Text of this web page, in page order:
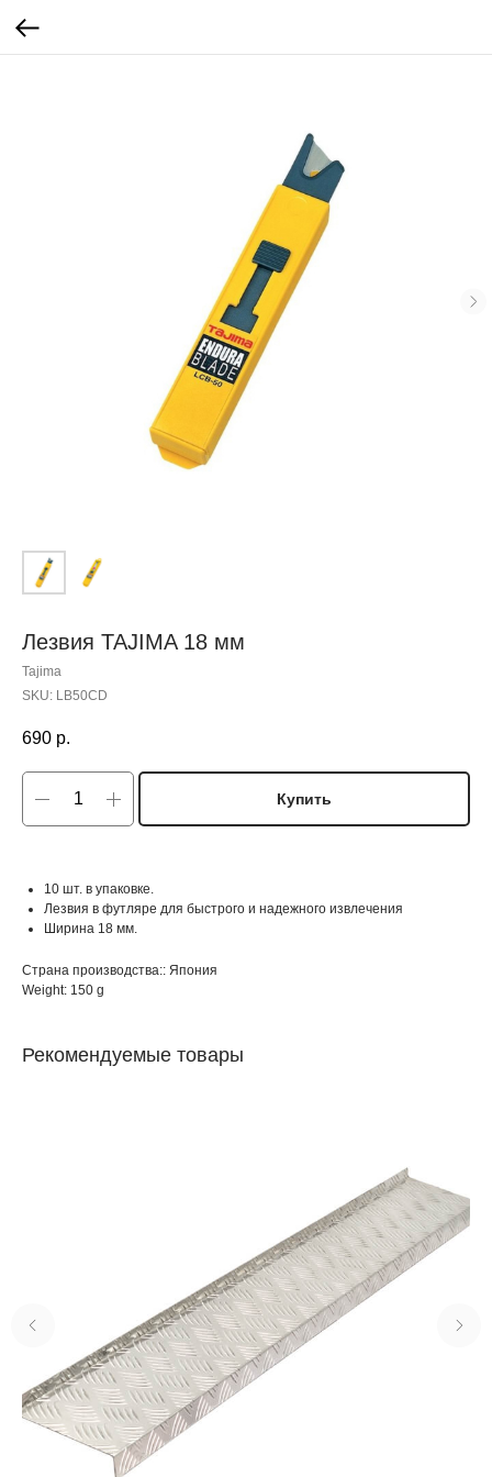
Лезвия TAJIMA 18 мм
Tajima
SKU: LB50CD
690 р.
Купить
10 шт. в упаковке.
Лезвия в футляре для быстрого и надежного извлечения
Ширина 18 мм.
Страна производства:: Япония
Weight: 150 g
Рекомендуемые товары